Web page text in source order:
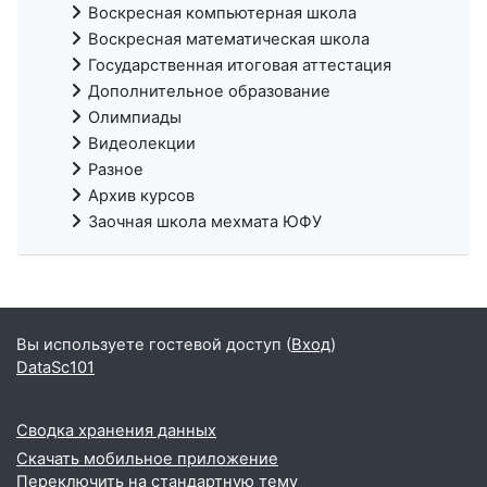
Воскресная компьютерная школа
Воскресная математическая школа
Государственная итоговая аттестация
Дополнительное образование
Олимпиады
Видеолекции
Разное
Архив курсов
Заочная школа мехмата ЮФУ
Вы используете гостевой доступ (Вход)
DataSc101
Сводка хранения данных
Скачать мобильное приложение
Переключить на стандартную тему